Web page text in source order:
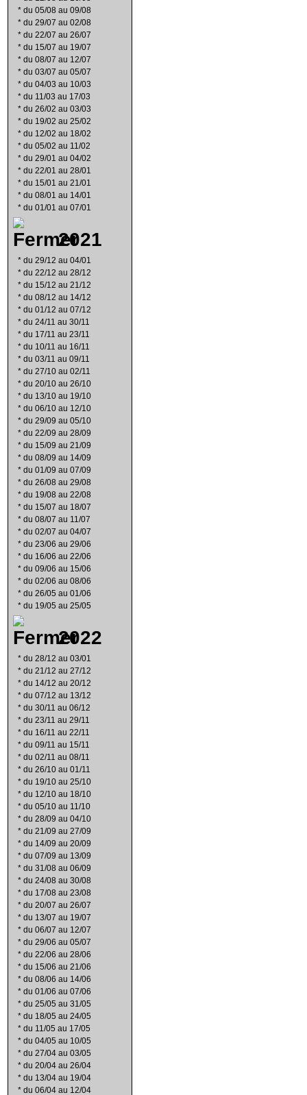
* du 05/08 au 09/08
* du 29/07 au 02/08
* du 22/07 au 26/07
* du 15/07 au 19/07
* du 08/07 au 12/07
* du 03/07 au 05/07
* du 04/03 au 10/03
* du 11/03 au 17/03
* du 26/02 au 03/03
* du 19/02 au 25/02
* du 12/02 au 18/02
* du 05/02 au 11/02
* du 29/01 au 04/02
* du 22/01 au 28/01
* du 15/01 au 21/01
* du 08/01 au 14/01
* du 01/01 au 07/01
2021
* du 29/12 au 04/01
* du 22/12 au 28/12
* du 15/12 au 21/12
* du 08/12 au 14/12
* du 01/12 au 07/12
* du 24/11 au 30/11
* du 17/11 au 23/11
* du 10/11 au 16/11
* du 03/11 au 09/11
* du 27/10 au 02/11
* du 20/10 au 26/10
* du 13/10 au 19/10
* du 06/10 au 12/10
* du 29/09 au 05/10
* du 22/09 au 28/09
* du 15/09 au 21/09
* du 08/09 au 14/09
* du 01/09 au 07/09
* du 26/08 au 29/08
* du 19/08 au 22/08
* du 15/07 au 18/07
* du 08/07 au 11/07
* du 02/07 au 04/07
* du 23/06 au 29/06
* du 16/06 au 22/06
* du 09/06 au 15/06
* du 02/06 au 08/06
* du 26/05 au 01/06
* du 19/05 au 25/05
2022
* du 28/12 au 03/01
* du 21/12 au 27/12
* du 14/12 au 20/12
* du 07/12 au 13/12
* du 30/11 au 06/12
* du 23/11 au 29/11
* du 16/11 au 22/11
* du 09/11 au 15/11
* du 02/11 au 08/11
* du 26/10 au 01/11
* du 19/10 au 25/10
* du 12/10 au 18/10
* du 05/10 au 11/10
* du 28/09 au 04/10
* du 21/09 au 27/09
* du 14/09 au 20/09
* du 07/09 au 13/09
* du 31/08 au 06/09
* du 24/08 au 30/08
* du 17/08 au 23/08
* du 20/07 au 26/07
* du 13/07 au 19/07
* du 06/07 au 12/07
* du 29/06 au 05/07
* du 22/06 au 28/06
* du 15/06 au 21/06
* du 08/06 au 14/06
* du 01/06 au 07/06
* du 25/05 au 31/05
* du 18/05 au 24/05
* du 11/05 au 17/05
* du 04/05 au 10/05
* du 27/04 au 03/05
* du 20/04 au 26/04
* du 13/04 au 19/04
* du 06/04 au 12/04